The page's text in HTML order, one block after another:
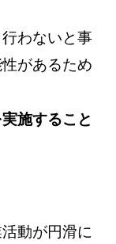
わないと事
があるため
施すること
動が円滑に